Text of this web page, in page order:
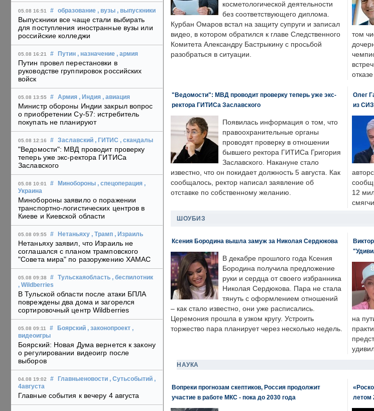
05.08 16:51 # образование , вузы , выпускники
Выпускники все чаще стали выбирать
для поступления иностранные вузы или
российские колледжи
05.08 16:21 # Путин , назначение , армия
Путин провел перестановки в
руководстве группировок российских
войск
05.08 13:55 # Армия , Индия , авиация
Министр обороны Индии закрыл вопрос
о приобретении Су-57: истребитель
покупать не планируют
05.08 12:16 # Заславский , ГИТИС , скандалы
"Ведомости": МВД проводит проверку
теперь уже экс-ректора ГИТИСа
Заславского
05.08 10:01 # Минобороны , спецоперация ,
Украина
Минобороны заявило о поражении
транспортно-логистических центров в
Киеве и Киевской области
05.08 09:55 # Нетаньяху , Трамп , Израиль
Нетаньяху заявил, что Израиль не
соглашался с планом трамповского
"Совета мира" по разоружению ХАМАС
05.08 09:38 # Тульскаяобласть , беспилотник
, Wildberries
В Тульской области после атаки БПЛА
повреждены два дома и загорелся
сортировочный центр Wildberries
05.08 09:11 # Боярский , законопроект ,
видеоигры
Боярский: Новая Дума вернется к закону
о регулировании видеоигр после
выборов
04.08 19:02 # Главныеновости , Сутьсобытий ,
4августа
Главные события к вечеру 4 августа
косметологической деятельности
без соответствующего диплома.
Курбан Омаров встал на защиту супруги и записал
видео, в котором обратился к главе Следственного
Комитета Александру Бастрыкину с просьбой
разобраться в ситуации.
том
"Ведомости": МВД проводит проверку теперь уже экс-
ректора ГИТИСа Заславского
Появилась информация о том, что
правоохранительные органы
проводят проверку в отношении
бывшего ректора ГИТИСа Григория
Заславского. Накануне стало
известно, что он покидает должность 5 августа. Как
сообщалось, ректор написал заявление об
отставке по собственному желанию.
Олег
из
12
ШОУБИЗ
Ксения Бородина вышла замуж за Николая Сердюкова
В декабре прошлого года Ксения
Бородина получила предложение
руки и сердца от своего избранника
Николая Сердюкова. Пара не стала
тянуть с оформлением отношений
– как стало известно, они уже расписались.
Церемония прошла в узком кругу. Устроить
торжество пара планирует через несколько недель.
на
НАУКА
Вопреки прогнозам скептиков, Россия продолжит
участие в работе МКС - пока до 2030 года
летом